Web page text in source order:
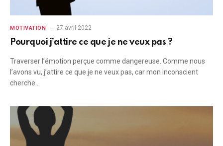
MOTIVATION 27 avril 2022
Pourquoi j’attire ce que je ne veux pas ?
Traverser l’émotion perçue comme dangereuse. Comme nous
l’avons vu, j’attire ce que je ne veux pas, car mon inconscient
cherche…